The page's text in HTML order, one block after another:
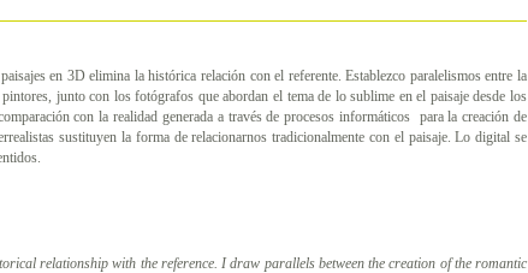
en 3D elimina la histórica relación con el referente. Establezco paralelismos entre la
junto con los fotógrafos que abordan el tema de lo sublime en el paisaje desde los
con la realidad generada a través de procesos informáticos para la creación de
sustituyen la forma de relacionarnos tradicionalmente con el paisaje. Lo digital se
relationship with the reference. I draw parallels between the creation of the romantic